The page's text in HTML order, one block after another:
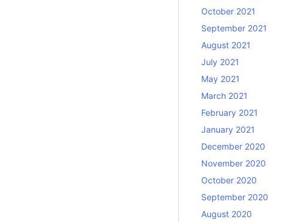
October 2021
September 2021
August 2021
July 2021
May 2021
March 2021
February 2021
January 2021
December 2020
November 2020
October 2020
September 2020
August 2020